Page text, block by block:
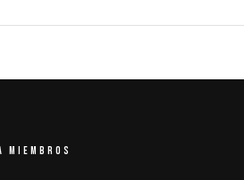
MIEMBROS